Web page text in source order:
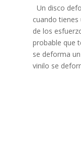
Un disco
cuando tienes
de los
probable que
se deforma
vinilo se